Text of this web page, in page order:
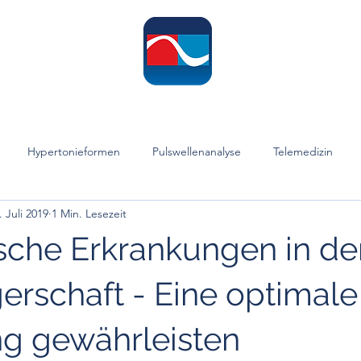
Hypertonieformen Pulswellenanalyse Telemedizin
Therapie
Prävention Blutdruckvariabilität Juvenile
Hypertonie Resistente Hypertonie
Erkrankungen in
- Eine optimale
gewährleisten
Juli 2019 1 Min. Lesezeit